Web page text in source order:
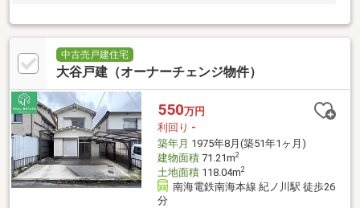
中古売戸建住宅
大谷戸建（オーナーチェンジ物件）
550万円
利回り -
築年月 1975年8月(築51年1ヶ月)
建物面積71.21m2
土地面積118.04m2
南海電鉄南海本線 紀ノ川駅 徒歩26
分